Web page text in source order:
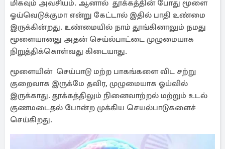
மிகவும் அவசியம். ஆனால் தூக்கத்தின் போது மூளை
ஓய்வெடுக்குமா என்று கேட்டால் இதில் பாதி உண்மை
இருக்கின்றது. உண்மையில் நாம் தூங்கினாலும் நமது
மூளையானது அதன் செய்ல்பாட்டை முழுமையாக
நிறுத்திக்கொள்வது கிடையாது.
மூளையின் செய்பாடு மற்ற பாகங்களை விட சற்று
குறைவாக இருக்மே தவிர, முழுமையாக ஓய்வில்
இருக்காது. தூக்கத்திலும் நினைவாற்றல் மற்றும் உடல்
குணமடைதல் போன்ற முக்கிய செயல்பாடுகளைச்
செய்கிறது.